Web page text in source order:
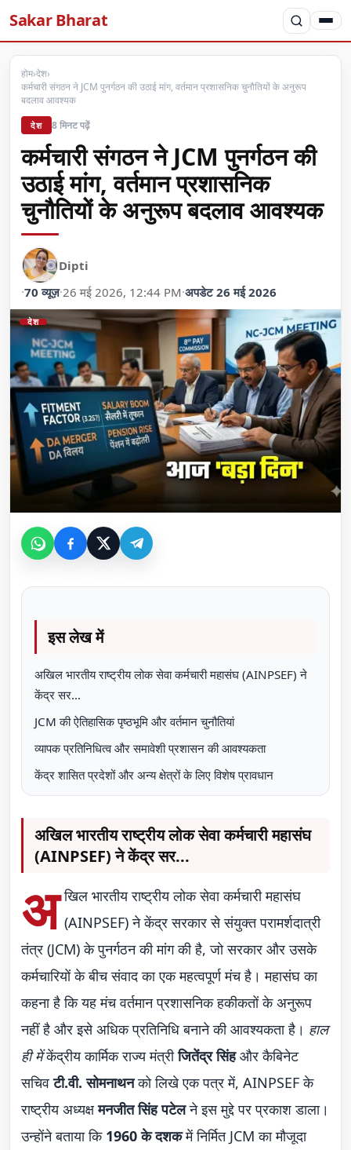
Sakar Bharat
होम›देश›
कर्मचारी संगठन ने JCM पुनर्गठन की उठाई मांग, वर्तमान प्रशासनिक चुनौतियों के अनुरूप
बदलाव आवश्यक
देश 8 मिनट पढ़ें
कर्मचारी संगठन ने JCM पुनर्गठन की
उठाई मांग, वर्तमान प्रशासनिक
चुनौतियों के अनुरूप बदलाव आवश्यक
Dipti
·70 व्यूज़·26 मई 2026, 12:44 PM·अपडेट 26 मई 2026
देश
इस लेख में
अखिल भारतीय राष्ट्रीय लोक सेवा कर्मचारी महासंघ (AINPSEF) ने
केंद्र सर...
JCM की ऐतिहासिक पृष्ठभूमि और वर्तमान चुनौतियां
व्यापक प्रतिनिधित्व और समावेशी प्रशासन की आवश्यकता
केंद्र शासित प्रदेशों और अन्य क्षेत्रों के लिए विशेष प्रावधान
अखिल भारतीय राष्ट्रीय लोक सेवा कर्मचारी महासंघ
(AINPSEF) ने केंद्र सर...
अ खिल भारतीय राष्ट्रीय लोक सेवा कर्मचारी महासंघ
(AINPSEF) ने केंद्र सरकार से संयुक्त परामर्शदात्री
तंत्र (JCM) के पुनर्गठन की मांग की है, जो सरकार और उसके
कर्मचारियों के बीच संवाद का एक महत्वपूर्ण मंच है। महासंघ का
कहना है कि यह मंच वर्तमान प्रशासनिक हकीकतों के अनुरूप
नहीं है और इसे अधिक प्रतिनिधि बनाने की आवश्यकता है। हाल
ही मेंकेंद्रीय कार्मिक राज्य मंत्रीजितेंद्र सिंहऔर कैबिनेट
सचिवटी.वी. सोमनाथनको लिखे एक पत्र में, AINPSEF के
राष्ट्रीय अध्यक्षमनजीत सिंह पटेलने इस मुद्दे पर प्रकाश डाला।
उन्होंने बताया कि 1960 के दशकमें निर्मित JCM का मौजूदा